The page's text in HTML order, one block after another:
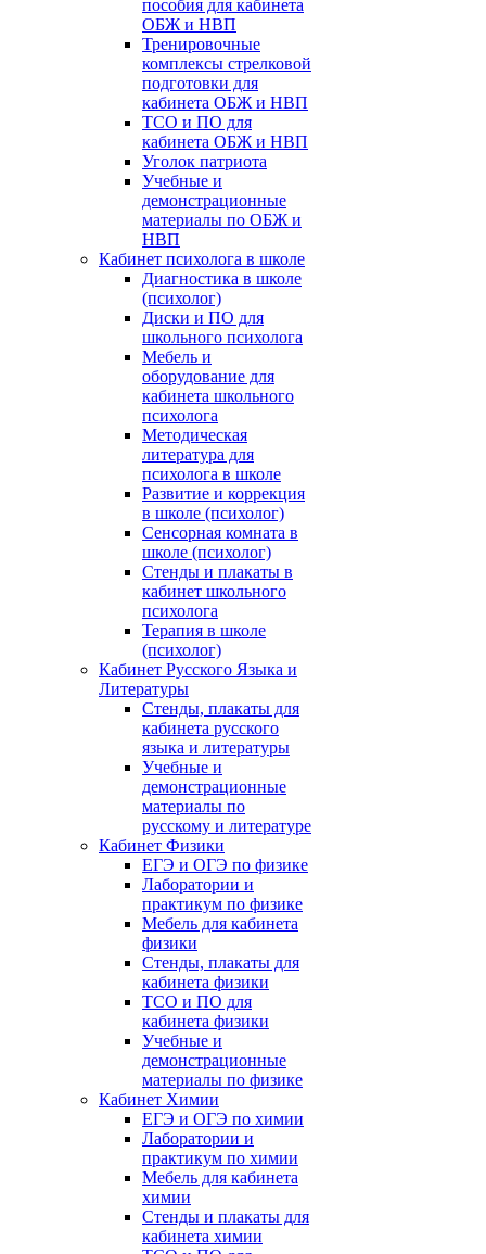
пособия для кабинета
ОБЖ и НВП
Тренировочные
комплексы стрелковой
подготовки для
кабинета ОБЖ и НВП
ТСО и ПО для
кабинета ОБЖ и НВП
Уголок патриота
Учебные и
демонстрационные
материалы по ОБЖ и
НВП
Кабинет психолога в школе
Диагностика в школе
(психолог)
Диски и ПО для
школьного психолога
Мебель и
оборудование для
кабинета школьного
психолога
Методическая
литература для
психолога в школе
Развитие и коррекция
в школе (психолог)
Сенсорная комната в
школе (психолог)
Стенды и плакаты в
кабинет школьного
психолога
Терапия в школе
(психолог)
Кабинет Русского Языка и
Литературы
Стенды, плакаты для
кабинета русского
языка и литературы
Учебные и
демонстрационные
материалы по
русскому и литературе
Кабинет Физики
ЕГЭ и ОГЭ по физике
Лаборатории и
практикум по физике
Мебель для кабинета
физики
Стенды, плакаты для
кабинета физики
ТСО и ПО для
кабинета физики
Учебные и
демонстрационные
материалы по физике
Кабинет Химии
ЕГЭ и ОГЭ по химии
Лаборатории и
практикум по химии
Мебель для кабинета
химии
Стенды и плакаты для
кабинета химии